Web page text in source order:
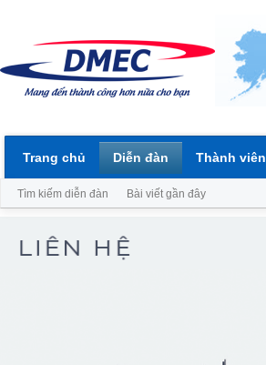
Trang chủ Diễn đàn
Tìm kiếm diễn đàn Bài viết gần đây
Thành viên